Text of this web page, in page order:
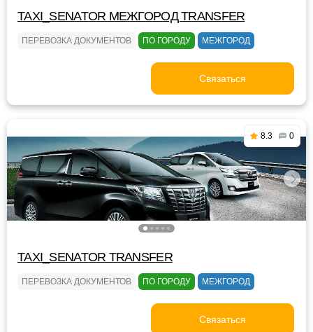
TAXI_SENATOR МЕЖГОРОД TRANSFER
ПЕРЕВОЗКА ДОКУМЕНТОВ ПО ГОРОДУ МЕЖГОРОД
Связаться
8.3 0
TAXI_SENATOR TRANSFER
ПЕРЕВОЗКА ДОКУМЕНТОВ ПО ГОРОДУ МЕЖГОРОД
Связаться